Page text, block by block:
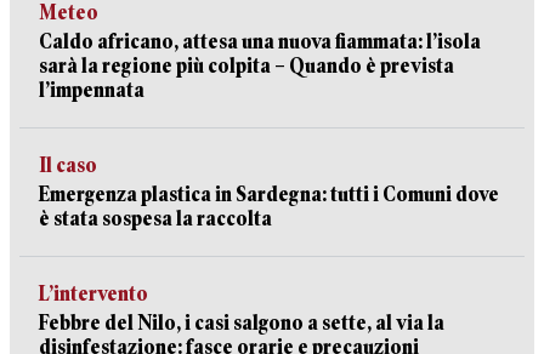
Meteo
Caldo africano, attesa una nuova fiammata: l’isola
sarà la regione più colpita – Quando è prevista
l’impennata
Il caso
Emergenza plastica in Sardegna: tutti i Comuni dove
è stata sospesa la raccolta
L’intervento
Febbre del Nilo, i casi salgono a sette, al via la
disinfestazione: fasce orarie e precauzioni